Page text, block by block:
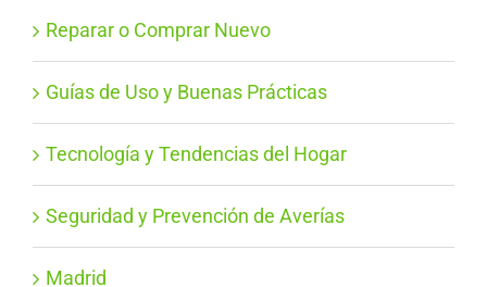
Reparar o Comprar Nuevo
Guías de Uso y Buenas Prácticas
Tecnología y Tendencias del Hogar
Seguridad y Prevención de Averías
Madrid